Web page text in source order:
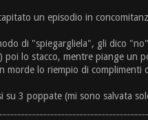
un episodio in
di "spiegargliela", gli dico
poi lo stacco, mentre piange un
morde lo riempio di complimenti
su 3 poppate (mi sono salvata